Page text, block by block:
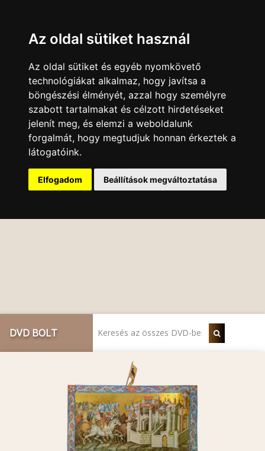
Az oldal sütiket használ
Az oldal sütiket és egyéb nyomkövető
technológiákat alkalmaz, hogy javítsa a
böngészési élményét, azzal hogy személyre
szabott tartalmakat és célzott hirdetéseket
jelenít meg, és elemzi a weboldalunk
forgalmát, hogy megtudjuk honnan érkeztek a
látogatóink.
Elfogadom Beállítások megváltoztatása
DVD BOLT